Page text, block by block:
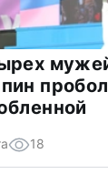
18